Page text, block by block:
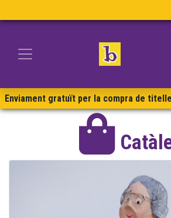
Enviament gratuït per la compra de